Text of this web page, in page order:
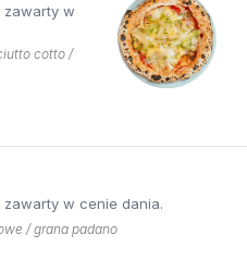
zawarty w
cotto /
w cenie dania.
/ grana padano